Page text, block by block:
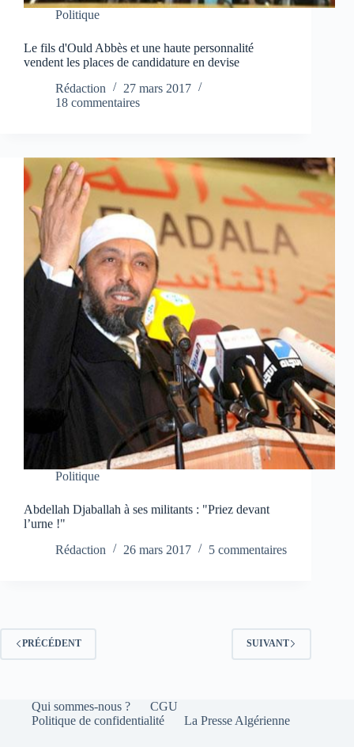
Politique
Le fils d'Ould Abbès et une haute personnalité
vendent les places de candidature en devise
Rédaction
27 mars 2017
18 commentaires
Politique
Abdellah Djaballah à ses militants : "Priez devant
l’urne !"
Rédaction
26 mars 2017 5 commentaires
PRÉCÉDENT SUIVANT
Qui sommes-nous ?
CGU
Politique de confidentialité
La Presse Algérienne